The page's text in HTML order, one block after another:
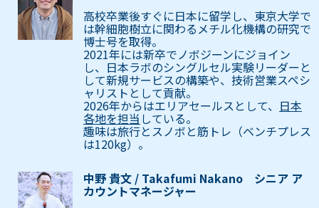
高校卒業後すぐに日本に留学し、東京大学で
は幹細胞樹立に関わるメチル化機構の研究で
博士号を取得。
2021年には新卒でノボジーンにジョイン
し、日本ラボのシングルセル実験リーダーと
して新規サービスの構築や、技術営業スペシ
ャリストとして貢献。
2026年からはエリアセールスとして、 日本
各地を担当 している。
趣味は旅行とスノボと筋トレ（ベンチプレス
は120kg）。
中野 貴文 / Takafumi Nakano シニア ア
カウントマネージャー